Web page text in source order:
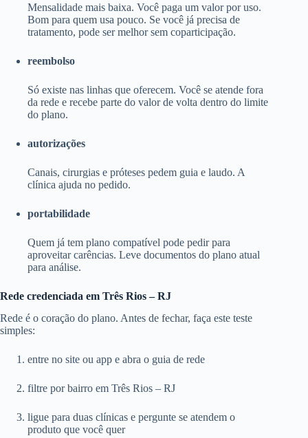
Mensalidade mais baixa. Você paga um valor por uso.
Bom para quem usa pouco. Se você já precisa de
tratamento, pode ser melhor sem coparticipação.
reembolso
Só existe nas linhas que oferecem. Você se atende fora
da rede e recebe parte do valor de volta dentro do limite
do plano.
autorizações
Canais, cirurgias e próteses pedem guia e laudo. A
clínica ajuda no pedido.
portabilidade
Quem já tem plano compatível pode pedir para
aproveitar carências. Leve documentos do plano atual
para análise.
Rede credenciada em Três Rios – RJ
Rede é o coração do plano. Antes de fechar, faça este teste
simples:
entre no site ou app e abra o guia de rede
filtre por bairro em Três Rios – RJ
ligue para duas clínicas e pergunte se atendem o
produto que você quer